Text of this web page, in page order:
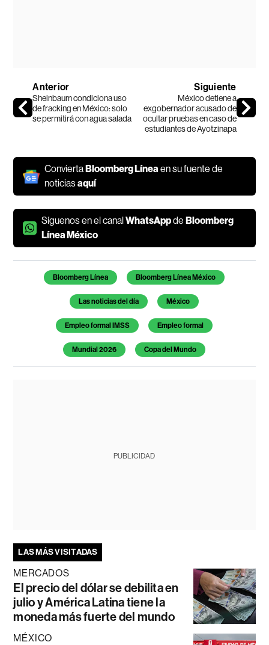
Anterior
Sheinbaum condiciona uso
de fracking en México: solo
se permitirá con agua salada
Siguiente
México detiene a
exgobernador acusado de
ocultar pruebas en caso de
estudiantes de Ayotzinapa
Convierta Bloomberg Líneaen su fuente de
noticiasaquí
Síguenos en el canalWhatsAppde Bloomberg
Línea México
Temas de este artículo
Bloomberg Línea Bloomberg Línea México
Las noticias del día México
Empleo formal IMSS Empleo formal
Mundial 2026 Copa del Mundo
PUBLICIDAD
LAS MÁS VISITADAS
MERCADOS
El precio del dólar se debilita en
julio y América Latina tiene la
moneda más fuerte del mundo
MÉXICO